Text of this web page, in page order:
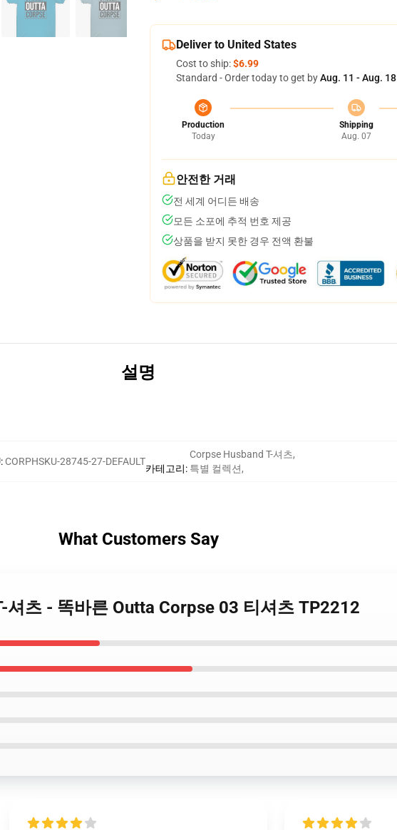
Deliver to United States
Cost to ship:$6.99
Standard - Order today to get byAug. 11 - Aug. 18
Production
Today
Shipping
Aug. 07
안전한 거래
전 세계 어디든 배송
모든 소포에 추적 번호 제공
상품을 받지 못한 경우 전액 환불
설명
: CORPHSKU-28745-27-DEFAULT
카테고리:
Corpse Husband T-셔츠,
특별 컬렉션,
What Customers Say
츠 - 똑바른 Outta Corpse 03 티셔츠 TP2212